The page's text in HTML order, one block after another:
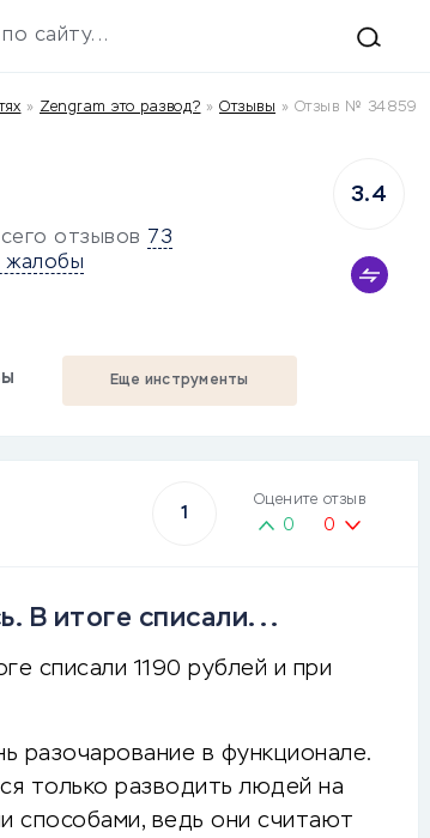
по сайту...
» Zengram это развод? » Отзывы » Отзыв № 34859
отзывов 73
жалобы
3.4
Еще инструменты
1
Оцените отзыв
0 0
В итоге списали...
списали 1190 рублей и при
разочарование в функционале.
только разводить людей на
способами, ведь они считают